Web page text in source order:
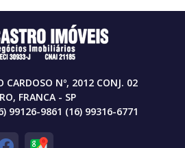
CARDOSO Nº, 2012 CONJ. 02
FRANCA - SP
99126-9861 (16) 99316-6771